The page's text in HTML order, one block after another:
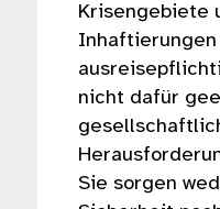
Krisengebiete
nicht dafür
Sie sorgen